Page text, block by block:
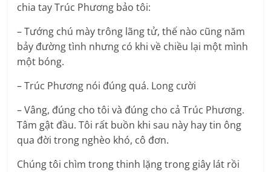
chia tay Trúc Phương bảo tôi:
– Tướng chú mày trông lãng tử, thế nào cũng năm
bảy đường tình nhưng có khi về chiều lại một mình
một bóng.
– Trúc Phương nói đúng quá. Long cười
– Vâng, đúng cho tôi và đúng cho cả Trúc Phương.
Tâm gật đầu. Tôi rất buồn khi sau này hay tin ông
qua đời trong nghèo khó, cô đơn.
Chúng tôi chìm trong thinh lặng trong giây lát rồi